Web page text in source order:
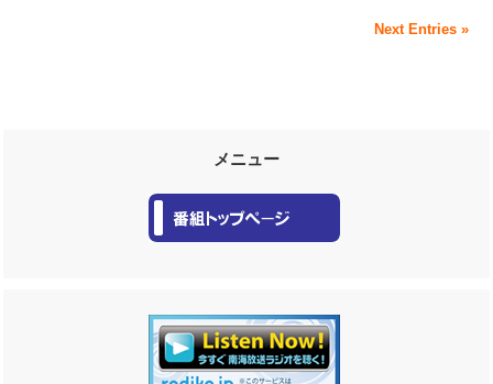
メニュー
Next Entries »